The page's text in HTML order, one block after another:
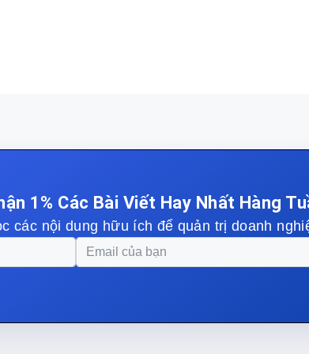
1% Các Bài Viết Hay Nhất Hàng
các nội dung hữu ích để quản trị doanh